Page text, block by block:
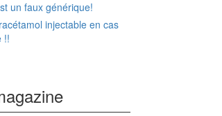
un faux générique!
injectable en cas
!!